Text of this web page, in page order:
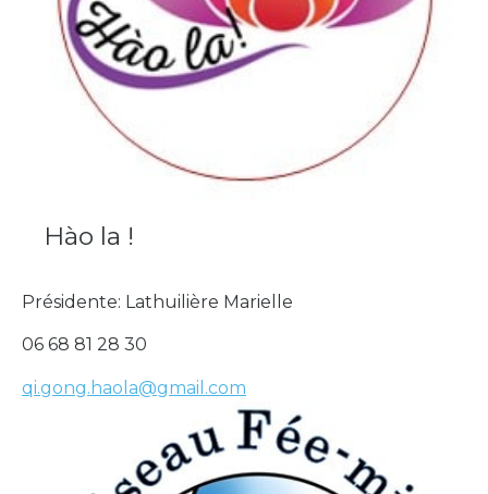
Hào la !
Présidente: Lathuilière Marielle
06 68 81 28 30
qi.gong.haola@gmail.com